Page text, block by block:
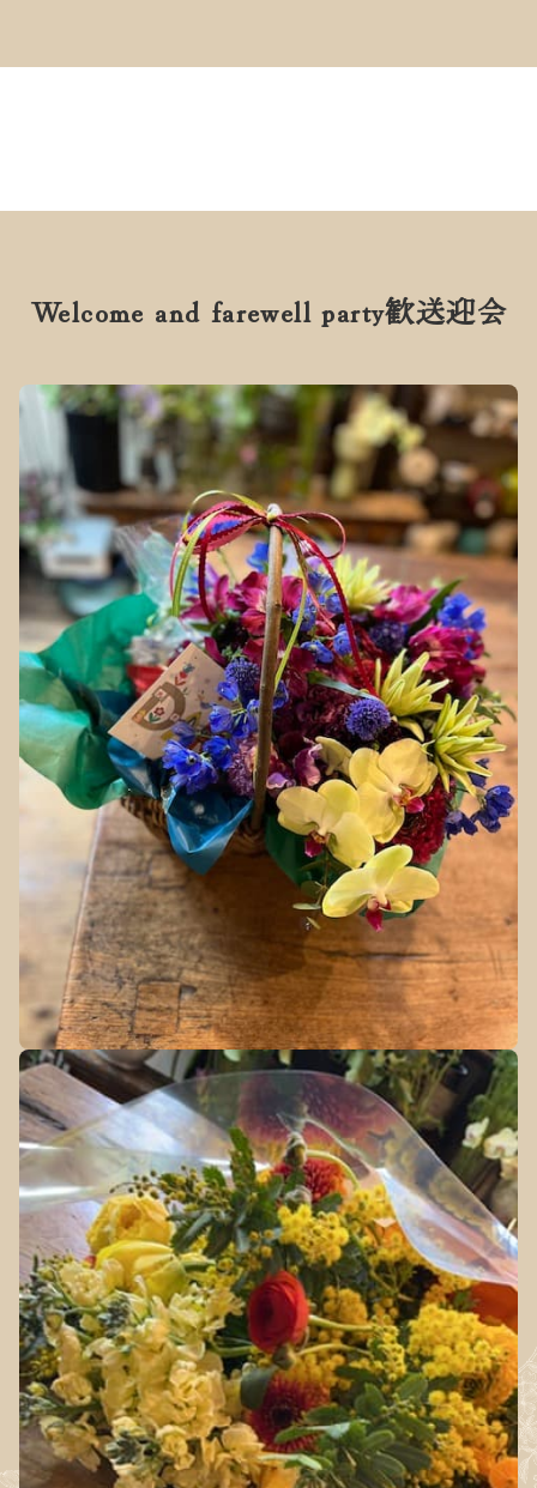
Welcome and farewell party歓送迎会